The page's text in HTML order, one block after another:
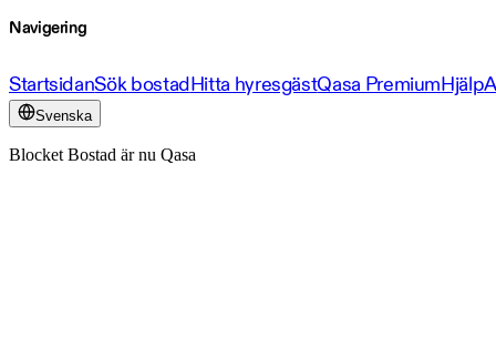
Navigering
StartsidanSök bostadHitta hyresgästQasa PremiumHjälp
Svenska
Blocket Bostad är nu Qasa